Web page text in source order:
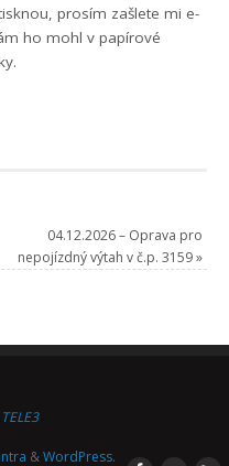
prosím zašlete mi e-
ho mohl v papírové
04.12.2026 – Oprava pro
nepojízdný výtah v č.p. 3159»
TELE3
&WordPress.